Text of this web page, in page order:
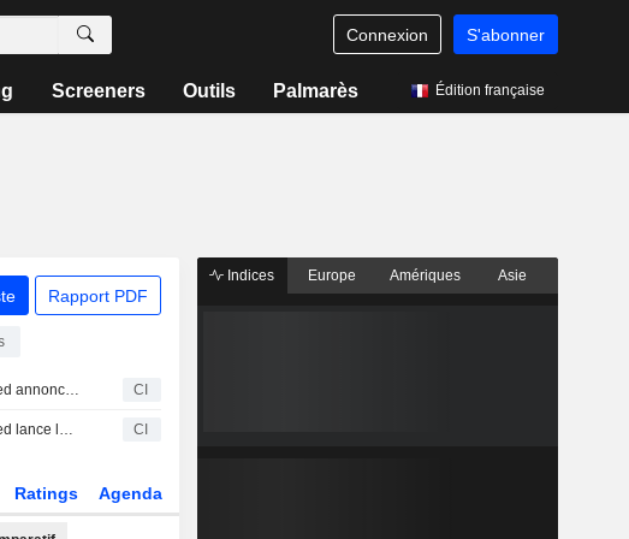
Connexion S'abonner
Screeners Outils Palmarès Édition française
Rapport PDF
Alkem Laboratories Limited annonce la démission de Jitendra Singh Huda de ses fonctions de cadre dirigeant, effective au 23 juillet 2026 CI
Alkem Laboratories Limited lance le sémaglutide en seringues pré-remplies à usage unique à partir de 350 INR CI
Ratings Agenda
Indices Europe Amériques Asie